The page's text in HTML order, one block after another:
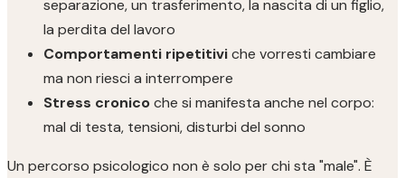
separazione, un trasferimento, la nascita di un figlio,
la perdita del lavoro
Comportamenti ripetitiviche vorresti cambiare
ma non riesci a interrompere
Stress cronicoche si manifesta anche nel corpo:
mal di testa, tensioni, disturbi del sonno
Un percorso psicologico non è solo per chi sta "male". È